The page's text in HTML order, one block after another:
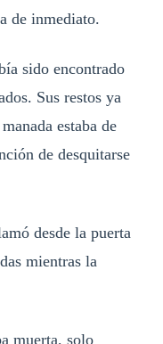
de inmediato.
sido encontrado
Sus restos ya
estaba de
de desquitarse
desde la puerta
mientras la
muerta, solo